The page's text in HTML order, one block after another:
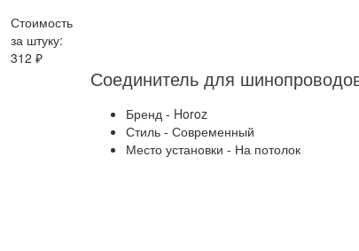
Стоимость
за штуку:
312 ₽
Бренд - Horoz
Стиль - Современный
Место установки - На потолок